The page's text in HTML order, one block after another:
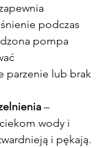
podczas
pompa
parzenie lub brak
–
wody i
i pękają.